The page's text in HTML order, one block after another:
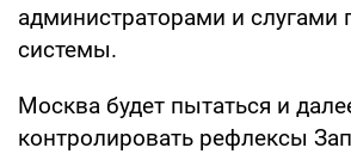
администраторами и слугами
системы.
Москва будет пытаться и
контролировать рефлексы